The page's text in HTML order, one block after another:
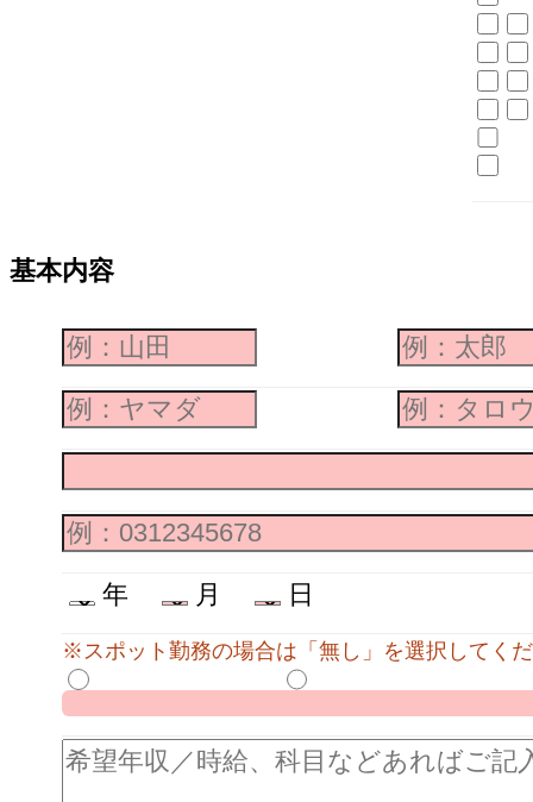
基本内容
年 月 日
※スポット勤務の場合は「無し」を選択してく